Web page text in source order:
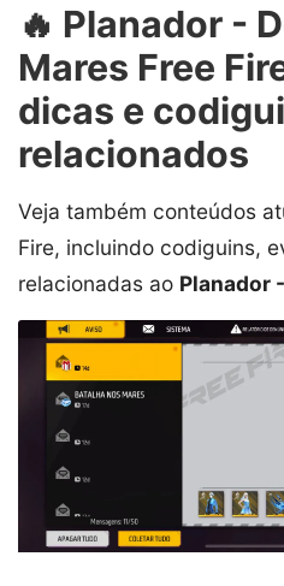
🔥 Planador -
Mares Free
dicas e
relacionados
Veja também conteúdos
Fire, incluindo codiguins,
relacionadas ao Planador